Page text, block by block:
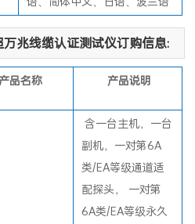
兆线缆认证测试仪订购信息:
产品名称 产品说明
含一台主机，一台
副机，一对第6A
类/EA等级通道适
配探头， 一对第
6A类/EA等级永久